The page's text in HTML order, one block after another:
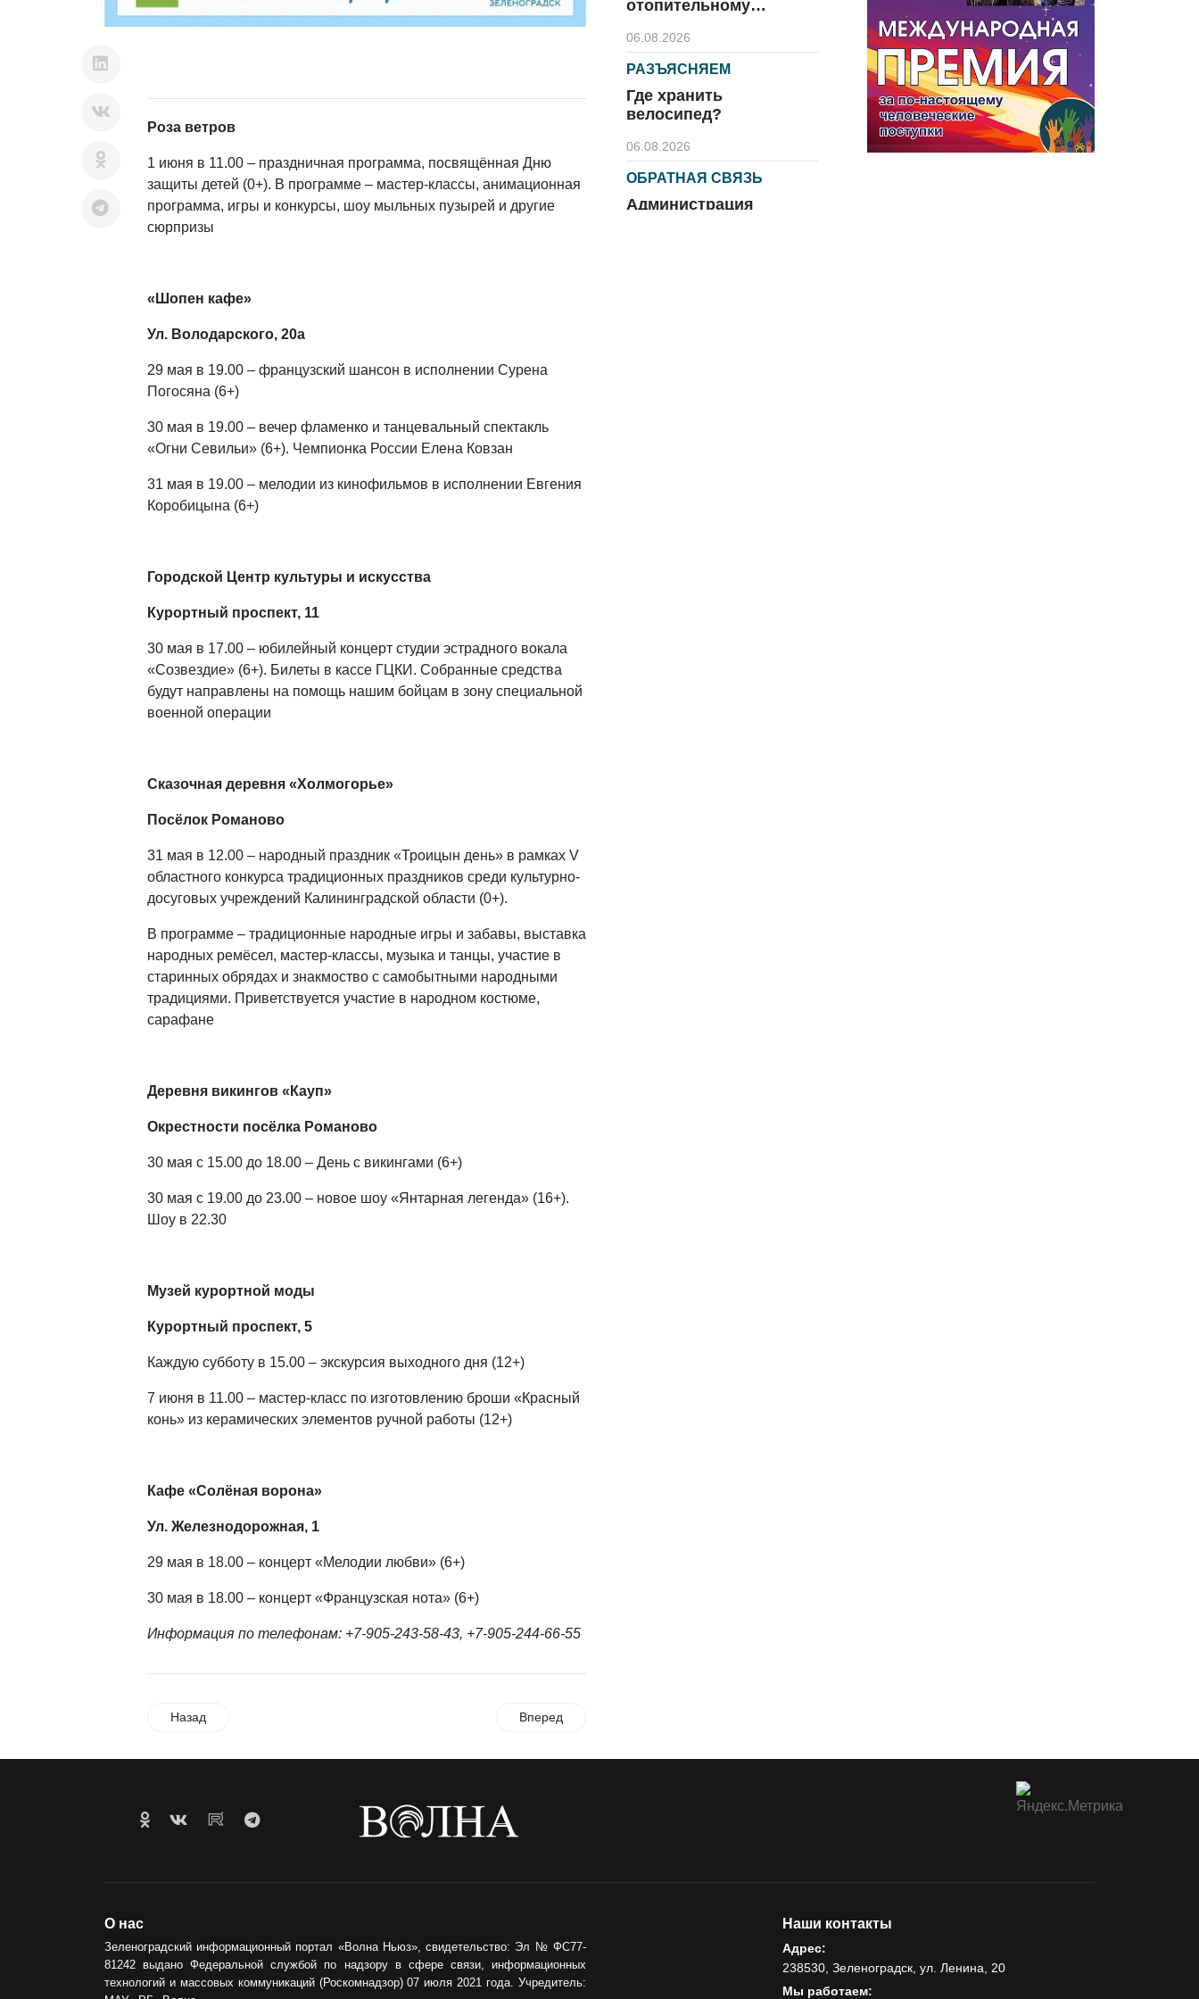
Роза ветров
1 июня в 11.00 – праздничная программа, посвящённая Дню
защиты детей (0+). В программе – мастер-классы, анимационная
программа, игры и конкурсы, шоу мыльных пузырей и другие
сюрпризы
«Шопен кафе»
Ул. Володарского, 20а
29 мая в 19.00 – французский шансон в исполнении Сурена
Погосяна (6+)
30 мая в 19.00 – вечер фламенко и танцевальный спектакль
«Огни Севильи» (6+). Чемпионка России Елена Ковзан
31 мая в 19.00 – мелодии из кинофильмов в исполнении Евгения
Коробицына (6+)
Городской Центр культуры и искусства
Курортный проспект, 11
30 мая в 17.00 – юбилейный концерт студии эстрадного вокала
«Созвездие» (6+). Билеты в кассе ГЦКИ. Собранные средства
будут направлены на помощь нашим бойцам в зону специальной
военной операции
Сказочная деревня «Холмогорье»
Посёлок Романово
31 мая в 12.00 – народный праздник «Троицын день» в рамках V
областного конкурса традиционных праздников среди культурно-
досуговых учреждений Калининградской области (0+).
В программе – традиционные народные игры и забавы, выставка
народных ремёсел, мастер-классы, музыка и танцы, участие в
старинных обрядах и знакмоство с самобытными народными
традициями. Приветствуется участие в народном костюме,
сарафане
Деревня викингов «Кауп»
Окрестности посёлка Романово
30 мая с 15.00 до 18.00 – День с викингами (6+)
30 мая с 19.00 до 23.00 – новое шоу «Янтарная легенда» (16+).
Шоу в 22.30
Музей курортной моды
Курортный проспект, 5
Каждую субботу в 15.00 – экскурсия выходного дня (12+)
7 июня в 11.00 – мастер-класс по изготовлению броши «Красный
конь» из керамических элементов ручной работы (12+)
Кафе «Солёная ворона»
Ул. Железнодорожная, 1
29 мая в 18.00 – концерт «Мелодии любви» (6+)
30 мая в 18.00 – концерт «Французская нота» (6+)
Информация по телефонам: +7-905-243-58-43, +7-905-244-66-55
Назад Вперед
отопительному
06.08.2026
РАЗЪЯСНЯЕМ
Где хранить
велосипед?
06.08.2026
ОБРАТНАЯ СВЯЗЬ
Администрация
О нас
Зеленоградский информационный портал «Волна Ньюз», свидетельство: Эл № ФС77-
81242 выдано Федеральной службой по надзору в сфере связи, информационных
технологий и массовых коммуникаций (Роскомнадзор) 07 июля 2021 года. Учредитель:
Наши контакты
Адрес:
238530, Зеленоградск, ул. Ленина, 20
Мы работаем: